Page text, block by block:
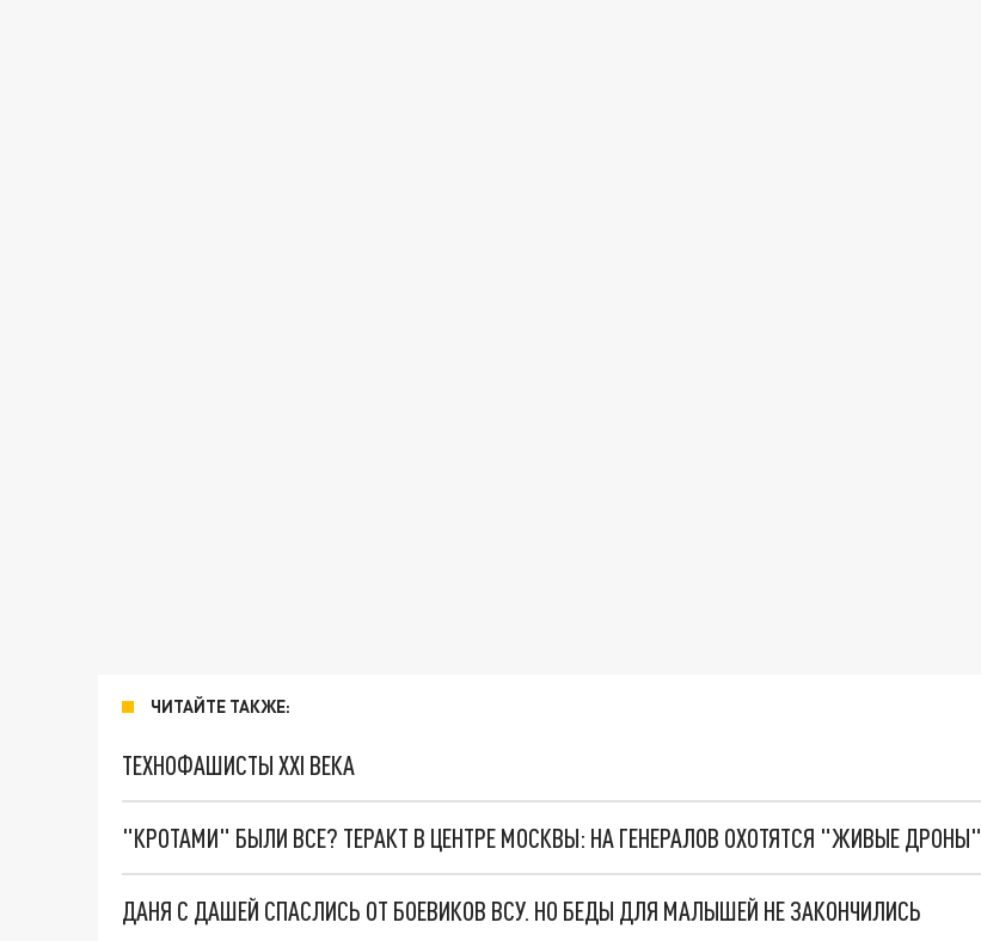
ЧИТАЙТЕ ТАКЖЕ:
ТЕХНОФАШИСТЫ XXI ВЕКА
"КРОТАМИ" БЫЛИ ВСЕ? ТЕРАКТ В ЦЕНТРЕ МОСКВЫ: НА ГЕНЕРАЛОВ ОХОТЯТСЯ "ЖИВЫЕ ДРОНЫ"
ДАНЯ С ДАШЕЙ СПАСЛИСЬ ОТ БОЕВИКОВ ВСУ. НО БЕДЫ ДЛЯ МАЛЫШЕЙ НЕ ЗАКОНЧИЛИСЬ